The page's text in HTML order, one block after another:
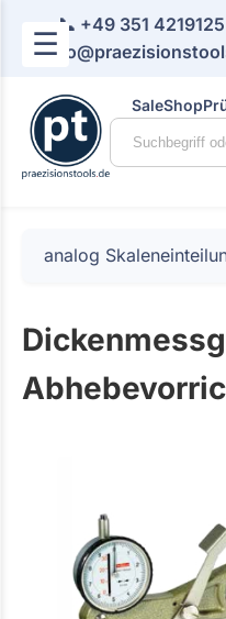
☰
📞 +49 351 4219125
📧
SaleShop
analog